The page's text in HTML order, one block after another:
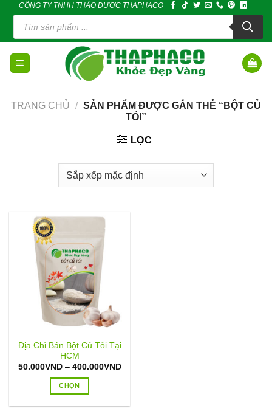
content
CÔNG TY TNHH THẢO DƯỢC THAPHACO
Tìm
kiếm
phẩm
TRANG CHỦ / SẢN PHẨM ĐƯỢC GẮN THẺ “BỘT CỦ
TỎI”
LỌC
Địa Chỉ Bán Bột Củ Tỏi Tại
HCM
50.000VND – 400.000VNDKhoảng
400.000VND
CHỌN